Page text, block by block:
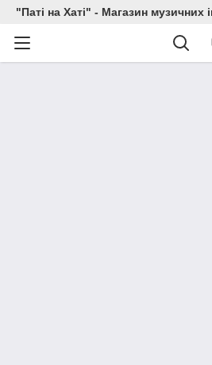
"Паті на Хаті" - Магазин музичних